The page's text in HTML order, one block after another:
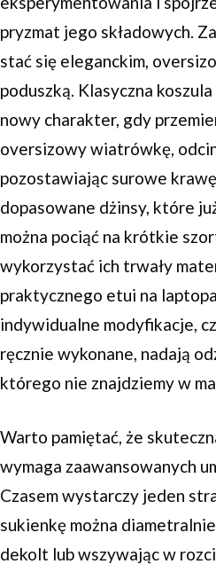
pryzmat jego składowych.
stać się eleganckim,
poduszką. Klasyczna
nowy charakter, gdy
oversizowy wiatrówkę,
pozostawiając surowe
dopasowane dżinsy, które
można pociąć na krótkie
wykorzystać ich trwały
praktycznego etui na
indywidualne modyfikacje,
ręcznie wykonane, nadają
którego nie znajdziemy w
Warto pamiętać, że
wymaga zaawansowanych
Czasem wystarczy jeden
sukienkę można
dekolt lub wszywając w